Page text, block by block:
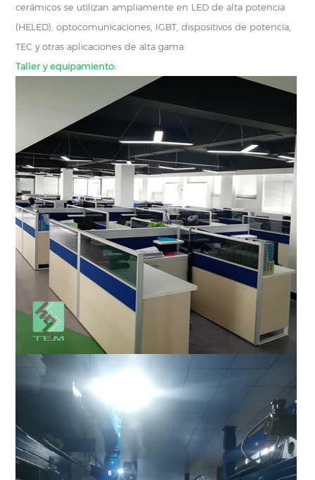
cerámicos se utilizan ampliamente en LED de alta potencia
(HELED), optocomunicaciones, IGBT, dispositivos de potencia,
TEC y otras aplicaciones de alta gama.
Taller y equipamiento: